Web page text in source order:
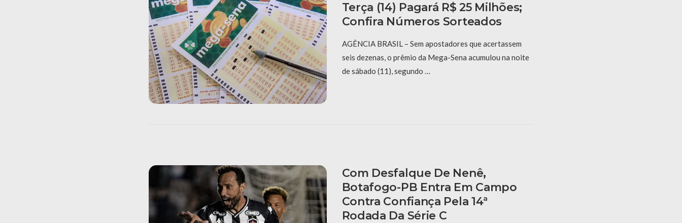
Terça (14) Pagará R$ 25 Milhões;
Confira Números Sorteados
AGÊNCIA BRASIL – Sem apostadores que acertassem
seis dezenas, o prêmio da Mega-Sena acumulou na noite
de sábado (11), segundo …
Com Desfalque De Nenê,
Botafogo-PB Entra Em Campo
Contra Confiança Pela 14ª
Rodada Da Série C